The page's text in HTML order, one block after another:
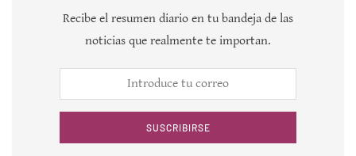
Recibe el resumen diario en tu bandeja de las
noticias que realmente te importan.
SUSCRIBIRSE